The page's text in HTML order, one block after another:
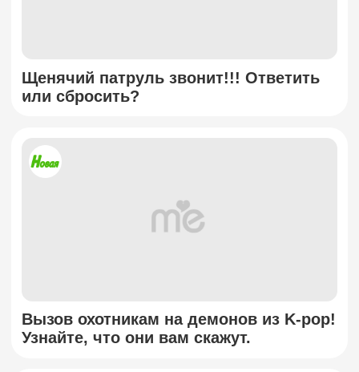
Щенячий патруль звонит!!! Ответить
или сбросить?
Вызов охотникам на демонов из K-pop!
Узнайте, что они вам скажут.